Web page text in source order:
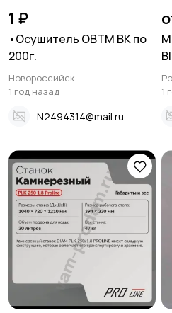
1 ₽
•Осушитель ОВТМ ВК по
200г.
Новороссийск
1 год назад
N2494314@mail.ru
1